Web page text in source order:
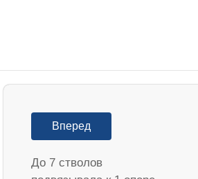
Вперед
До 7 стволов